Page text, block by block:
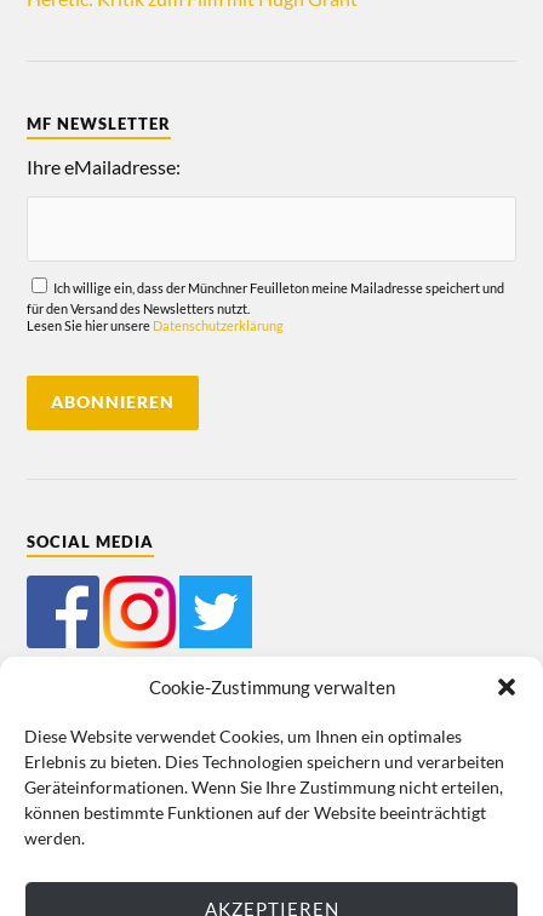
Cookie-Zustimmung verwalten
Diese Website verwendet Cookies, um Ihnen ein optimales
Erlebnis zu bieten. Dies Technologien speichern und verarbeiten
Geräteinformationen. Wenn Sie Ihre Zustimmung nicht erteilen,
können bestimmte Funktionen auf der Website beeinträchtigt
werden.
AKZEPTIEREN
MF NEWSLETTER
Ihre eMailadresse:
Ich willige ein, dass der Münchner Feuilleton meine Mailadresse speichert und
für den Versand des Newsletters nutzt.
Lesen Sie hier unsere Datenschutzerklärung
SOCIAL MEDIA
Mein Bestellkonto Kundeninformationen Datenschutz
Cookie-Richtlinie (EU) Impressum
VERTRAG WIDERRUFEN